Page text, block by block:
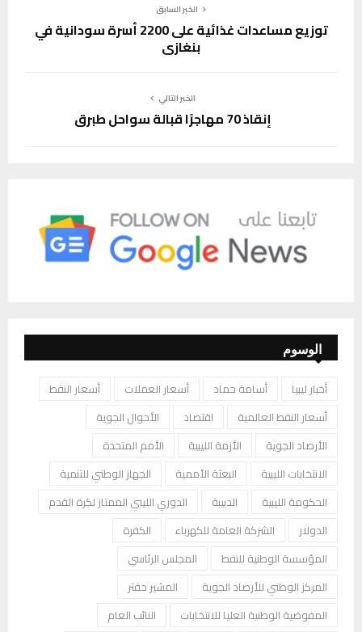
الخبر السابق
توزيع مساعدات غذائية على 2200 أسرة سودانية في
بنغازي
الخبر التالي
إنقاذ 70 مهاجرًا قبالة سواحل طبرق
الوسوم
أخبار ليبيا أسامة حماد أسعار العملات
أسعار النفط
أسعار النفط العالمية
اقتصاد
الأحوال الجوية
الأرصاد الجوية
الأزمة الليبية
الأمم المتحدة
الانتخابات الليبية
البعثة الأممية
الجهاز الوطني للتنمية
الحكومة الليبية
الدبيبة
الدوري الليبي الممتاز لكرة القدم
الدولار
الشركة العامة للكهرباء
الكفرة
المؤسسة الوطنية للنفط
المجلس الرئاسي
المركز الوطني للأرصاد الجوية
المشير حفتر
المفوضية الوطنية العليا للانتخابات
النائب العام